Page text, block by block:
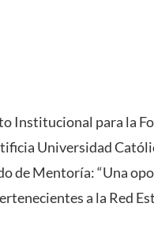
Institucional para la
Universidad
de Mentoría: “Una
a la Red